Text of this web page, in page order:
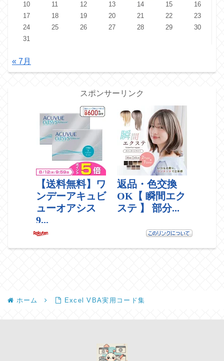
10
11 12 13 14 15
16
17
18 19 20 21 22
23
24
25 26 27 28 29
30
31
« 7月
スポンサーリンク
ホーム Excel VBA実用コード集